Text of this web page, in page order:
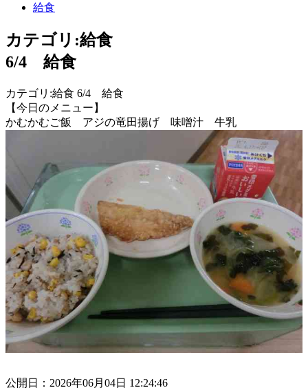
給食
カテゴリ:給食
6/4 給食
カテゴリ:給食 6/4 給食
【今日のメニュー】
かむかむご飯 アジの竜田揚げ 味噌汁 牛乳
公開日：2026年06月04日 12:24:46